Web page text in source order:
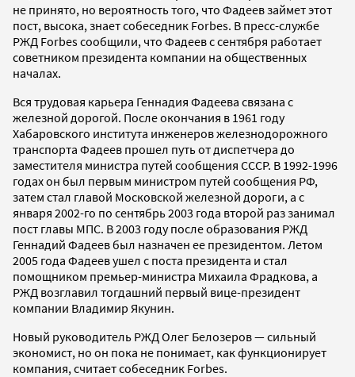
не принято, но вероятность того, что Фадеев займет этот
пост, высока, знает собеседник Forbes. В пресс-службе
РЖД Forbes сообщили, что Фадеев с сентября работает
советником президента компании на общественных
началах.
Вся трудовая карьера Геннадия Фадеева связана с
железной дорогой. После окончания в 1961 году
Хабаровского института инженеров железнодорожного
транспорта Фадеев прошел путь от диспетчера до
заместителя министра путей сообщения СССР. В 1992-1996
годах он был первым министром путей сообщения РФ,
затем стал главой Московской железной дороги, а с
января 2002-го по сентябрь 2003 года второй раз занимал
пост главы МПС. В 2003 году после образования РЖД
Геннадий Фадеев был назначен ее президентом. Летом
2005 года Фадеев ушел с поста президента и стал
помощником премьер-министра Михаила Фрадкова, а
РЖД возглавил тогдашний первый вице-президент
компании Владимир Якунин.
Новый руководитель РЖД Олег Белозеров — сильный
экономист, но он пока не понимает, как функционирует
компания, считает собеседник Forbes.